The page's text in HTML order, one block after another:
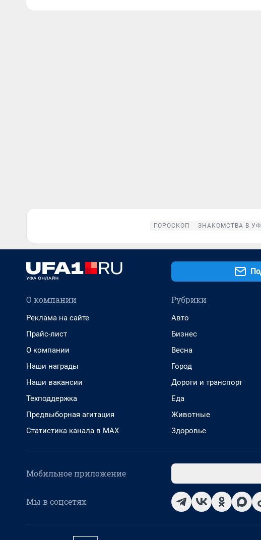
ГОРОСКОП ЗНАКОМСТВА В
О компании
Реклама на сайте
Прайс-лист
О компании
Наши награды
Наши вакансии
Техподдержка
Предвыборная агитация
Статистика канала в MAX
Рубрики
Авто
Бизнес
Весна
Город
Дороги и транспорт
Еда
Животные
Здоровье
Мобильное приложение
Мы в соцсетях